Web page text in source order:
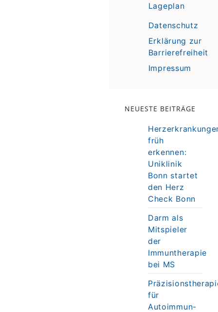
Lageplan
Datenschutz
Erklärung zur
Barrierefreiheit
Impressum
NEUESTE BEITRÄGE
früh
erkennen:
Uniklinik
Bonn startet
den Herz
Check Bonn
Darm als
Mitspieler
der
Immuntherapie
bei MS
für
Autoimmun-